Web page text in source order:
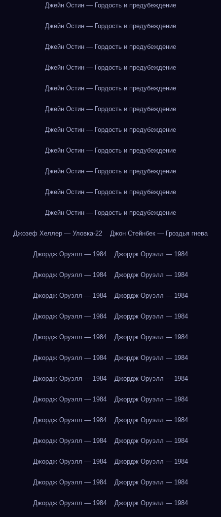
Джейн Остин — Гордость и предубеждение
Джейн Остин — Гордость и предубеждение
Джейн Остин — Гордость и предубеждение
Джейн Остин — Гордость и предубеждение
Джейн Остин — Гордость и предубеждение
Джейн Остин — Гордость и предубеждение
Джейн Остин — Гордость и предубеждение
Джейн Остин — Гордость и предубеждение
Джейн Остин — Гордость и предубеждение
Джейн Остин — Гордость и предубеждение
Джейн Остин — Гордость и предубеждение
Джозеф Хеллер — Уловка-22 Джон Стейнбек — Гроздья гнева
Джордж Оруэлл — 1984 Джордж Оруэлл — 1984
Джордж Оруэлл — 1984 Джордж Оруэлл — 1984
Джордж Оруэлл — 1984 Джордж Оруэлл — 1984
Джордж Оруэлл — 1984 Джордж Оруэлл — 1984
Джордж Оруэлл — 1984 Джордж Оруэлл — 1984
Джордж Оруэлл — 1984 Джордж Оруэлл — 1984
Джордж Оруэлл — 1984 Джордж Оруэлл — 1984
Джордж Оруэлл — 1984 Джордж Оруэлл — 1984
Джордж Оруэлл — 1984 Джордж Оруэлл — 1984
Джордж Оруэлл — 1984 Джордж Оруэлл — 1984
Джордж Оруэлл — 1984 Джордж Оруэлл — 1984
Джордж Оруэлл — 1984 Джордж Оруэлл — 1984
Джордж Оруэлл — 1984 Джордж Оруэлл — 1984